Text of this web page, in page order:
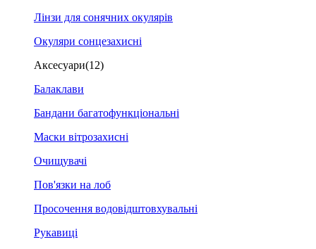
Лінзи для сонячних окулярів
Окуляри сонцезахисні
Аксесуари(12)
Балаклави
Бандани багатофункціональні
Маски вітрозахисні
Очищувачі
Пов'язки на лоб
Просочення водовідштовхувальні
Рукавиці